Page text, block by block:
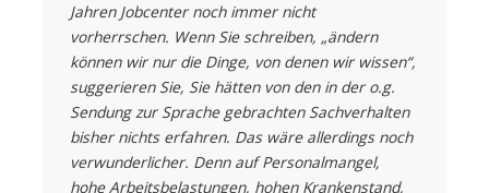
Jahren Jobcenter noch immer nicht
vorherrschen. Wenn Sie schreiben, „ändern
können wir nur die Dinge, von denen wir wissen“,
suggerieren Sie, Sie hätten von den in der o.g.
Sendung zur Sprache gebrachten Sachverhalten
bisher nichts erfahren. Das wäre allerdings noch
verwunderlicher. Denn auf Personalmangel,
hohe Arbeitsbelastungen, hohen Krankenstand,